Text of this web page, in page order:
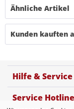
Ähnliche Artikel
Kunden kauften
Hilfe & Service
Service Hotline